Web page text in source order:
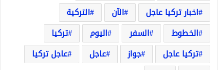
اخبار تركيا عاجل
الآن
التركية
الخطوط
السفر اليوم
تركيا
تركيا عاجل
جواز عاجل
عاجل تركيا